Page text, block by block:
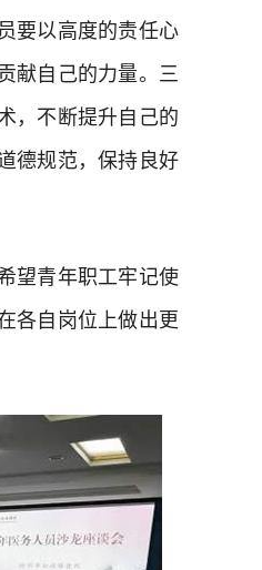
要以高度的责任心
献自己的力量。三
，不断提升自己的
德规范，保持良好
望青年职工牢记使
各自岗位上做出更